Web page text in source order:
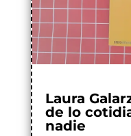
Laura
de lo
nadie